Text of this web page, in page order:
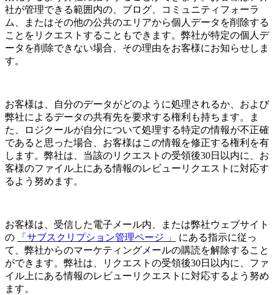
社が管理できる範囲内の、ブログ、コミュニティフォーラ
ム、またはその他の公共のエリアから個人データを削除する
ことをリクエストすることもできます。弊社が特定の個人デ
ータを削除できない場合、その理由をお客様にお知らせしま
す。
お客様は、自分のデータがどのように処理されるか、および
弊社によるデータの共有先を要求する権利も持ちます。ま
た、ロジクールが自分について処理する特定の情報が不正確
であると思った場合、お客様はこの情報を修正する権利を有
します。弊社は、当該のリクエストの受領後30日以内に、お
客様のファイル上にある情報のレビューリクエストに対応す
るよう努めます。
お客様は、受信した電子メール内、または弊社ウェブサイト
の
「サブスクリプション管理ページ 」
にある指示に従っ
て、弊社からのマーケティングメールの購読を解除すること
ができます。弊社は、リクエストの受領後30日以内に、ファ
イル上にある情報のレビューリクエストに対応するよう努め
ます。